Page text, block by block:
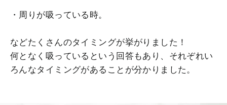
・周りが吸っている時。
などたくさんのタイミングが挙がりました！
何となく吸っているという回答もあり、それぞれい
ろんなタイミングがあることが分かりました。